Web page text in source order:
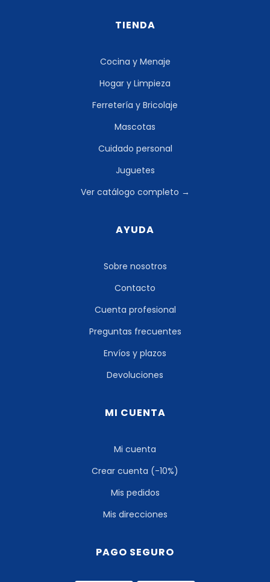
TIENDA
Cocina y Menaje
Hogar y Limpieza
Ferretería y Bricolaje
Mascotas
Cuidado personal
Juguetes
Ver catálogo completo →
AYUDA
Sobre nosotros
Contacto
Cuenta profesional
Preguntas frecuentes
Envíos y plazos
Devoluciones
MI CUENTA
Mi cuenta
Crear cuenta (-10%)
Mis pedidos
Mis direcciones
PAGO SEGURO